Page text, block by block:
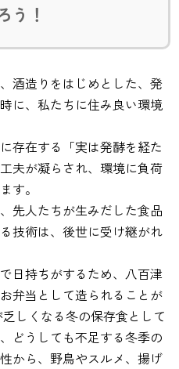
う！
酒造りをはじめとした、発
に、私たちに住み良い環境
存在する「実は発酵を経た
夫が凝らされ、環境に負荷
す。
先人たちが生みだした食品
技術は、後世に受け継がれ
日持ちがするため、八百津
弁当として造られることが
しくなる冬の保存食として
どうしても不足する冬季の
から、野鳥やスルメ、揚げ